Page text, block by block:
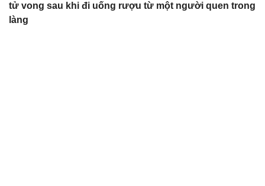
tử vong sau khi đi uống rượu từ một người quen trong
làng